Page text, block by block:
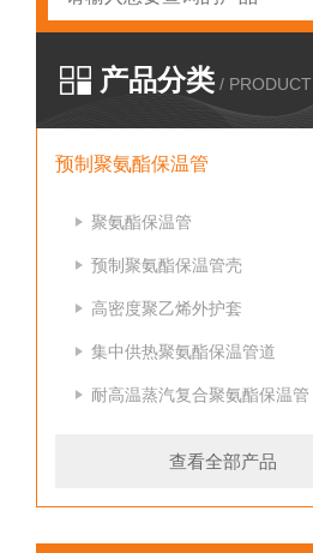
产品分类 / PRODUCT
预制聚氨酯保温管
聚氨酯保温管
预制聚氨酯保温管壳
高密度聚乙烯外护套
集中供热聚氨酯保温管道
耐高温蒸汽复合聚氨酯保温管
查看全部产品